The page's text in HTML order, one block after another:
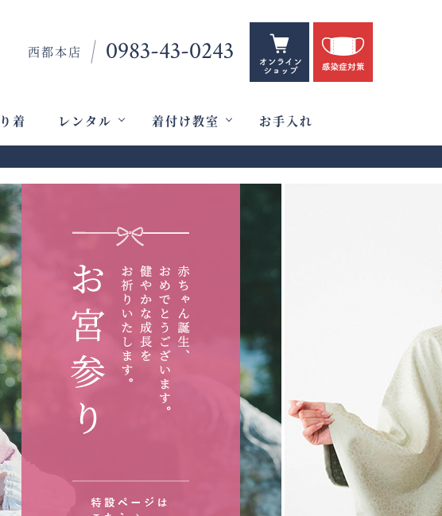
西都本店 0983-43-0243
着 レンタル 着付け教室 お手入れ